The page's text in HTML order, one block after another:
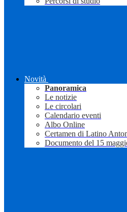
Novità
Panoramica
Le notizie
Le circolari
Calendario eventi
Albo Online
Certamen di Latino
Documento del 15